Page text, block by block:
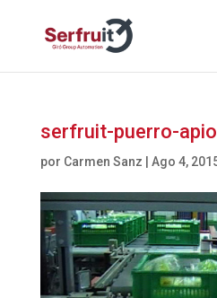
serfruit-puerro-
por Carmen Sanz Ago 4,